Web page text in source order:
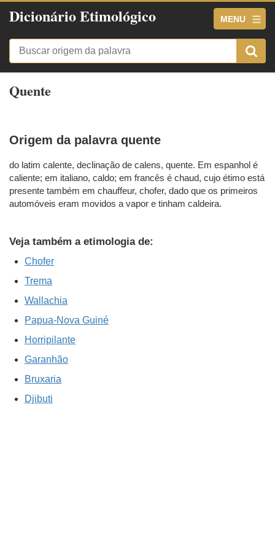
Dicionário Etimológico MENU
Quente
Origem da palavra quente
do latim calente, declinação de calens, quente. Em espanhol é
caliente; em italiano, caldo; em francês é chaud, cujo étimo está
presente também em chauffeur, chofer, dado que os primeiros
automóveis eram movidos a vapor e tinham caldeira.
Veja também a etimologia de:
Chofer
Trema
Wallachia
Papua-Nova Guiné
Horripilante
Garanhão
Bruxaria
Djibuti